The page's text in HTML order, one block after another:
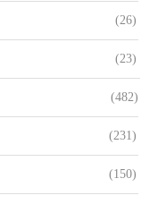
(26)
(23)
(482)
(231)
(150)